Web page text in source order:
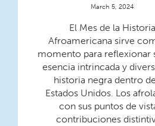
March 5, 2024
El Mes de la Historia
Afroamericana sirve
momento para reflexionar
esencia intrincada y
historia negra dentro
Estados Unidos. Los
con sus puntos de
contribuciones